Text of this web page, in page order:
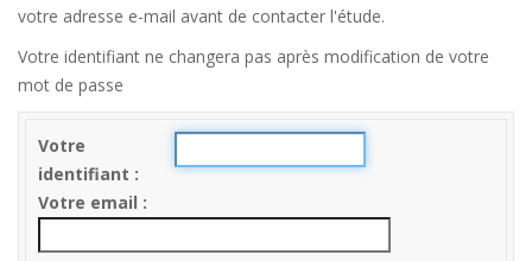
votre adresse e-mail avant de contacter l'étude.
Votre identifiant ne changera pas après modification de votre
mot de passe
Votre
identifiant
Votre email